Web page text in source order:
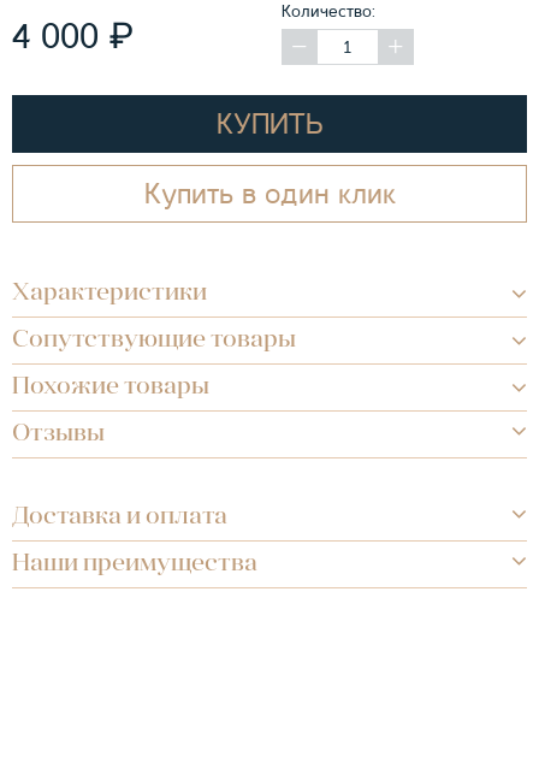
4 000 ₽
Количество:
КУПИТЬ
Купить в один клик
Характеристики
Сопутствующие товары
Похожие товары
Отзывы
Доставка и оплата
Наши преимущества